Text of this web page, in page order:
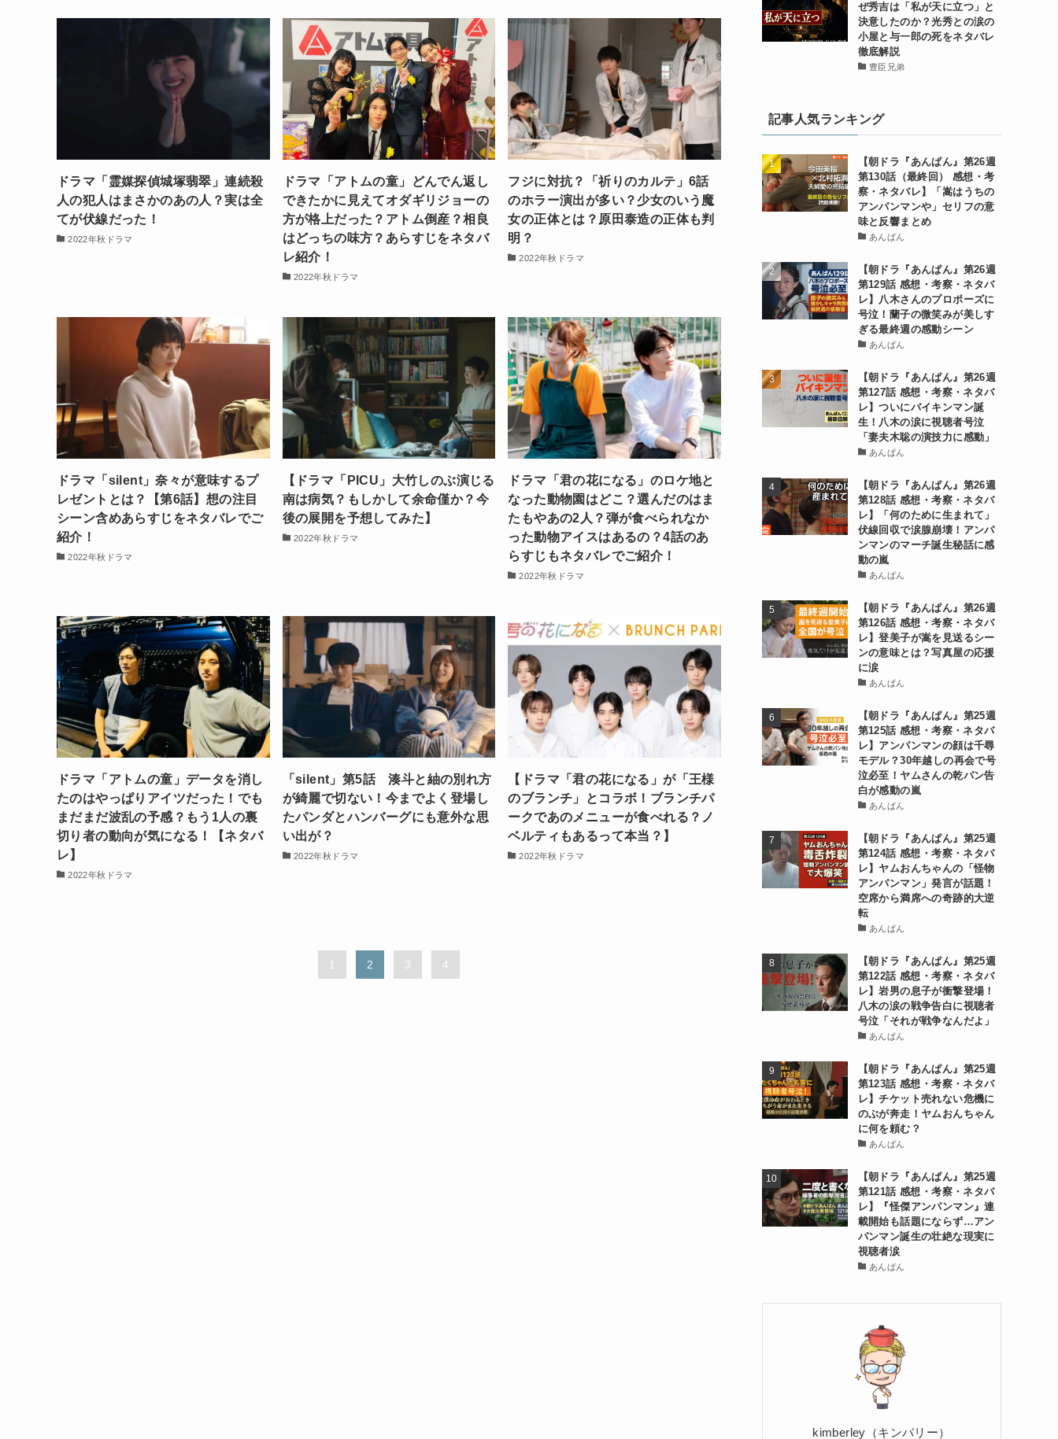
ドラマ「霊媒探偵城塚翡翠」連続殺
人の犯人はまさかのあの人？実は全
てが伏線だった！
2022年秋ドラマ
ドラマ「アトムの童」どんでん返し
できたかに見えてオダギリジョーの
方が格上だった？アトム倒産？相良
はどっちの味方？あらすじをネタバ
レ紹介！
2022年秋ドラマ
フジに対抗？「祈りのカルテ」6話
のホラー演出が多い？少女のいう魔
女の正体とは？原田泰造の正体も判
明？
2022年秋ドラマ
ドラマ「silent」奈々が意味するプ
レゼントとは？【第6話】想の注目
シーン含めあらすじをネタバレでご
紹介！
2022年秋ドラマ
【ドラマ「PICU」大竹しのぶ演じる
南は病気？もしかして余命僅か？今
後の展開を予想してみた】
2022年秋ドラマ
ドラマ「君の花になる」のロケ地と
なった動物園はどこ？選んだのはま
たもやあの2人？弾が食べられなか
った動物アイスはあるの？4話のあ
らすじもネタバレでご紹介！
2022年秋ドラマ
ドラマ「アトムの童」データを消し
たのはやっぱりアイツだった！でも
まだまだ波乱の予感？もう1人の裏
切り者の動向が気になる！【ネタバ
レ】
2022年秋ドラマ
「silent」第5話 湊斗と紬の別れ方
が綺麗で切ない！今までよく登場し
たパンダとハンバーグにも意外な思
い出が？
2022年秋ドラマ
【ドラマ「君の花になる」が「王様
のブランチ」とコラボ！ブランチパ
ークであのメニューが食べれる？ノ
ベルティもあるって本当？】
2022年秋ドラマ
1 2 3 4
ぜ秀吉は「私が天に立つ」と
決意したのか？光秀との涙の
小屋と与一郎の死をネタバレ
徹底解説
豊臣兄弟
記事人気ランキング
【朝ドラ『あんぱん』第26週
第130話（最終回） 感想・考
察・ネタバレ】「嵩はうちの
アンパンマンや」セリフの意
味と反響まとめ
あんぱん
【朝ドラ『あんぱん』第26週
第129話 感想・考察・ネタバ
レ】八木さんのプロポーズに
号泣！蘭子の微笑みが美しす
ぎる最終週の感動シーン
あんぱん
【朝ドラ『あんぱん』第26週
第127話 感想・考察・ネタバ
レ】ついにバイキンマン誕
生！八木の涙に視聴者号泣
「妻夫木聡の演技力に感動」
あんぱん
【朝ドラ『あんぱん』第26週
第128話 感想・考察・ネタバ
レ】「何のために生まれて」
伏線回収で涙腺崩壊！アンパ
ンマンのマーチ誕生秘話に感
動の嵐
あんぱん
【朝ドラ『あんぱん』第26週
第126話 感想・考察・ネタバ
レ】登美子が嵩を見送るシー
ンの意味とは？写真屋の応援
に涙
あんぱん
【朝ドラ『あんぱん』第25週
第125話 感想・考察・ネタバ
レ】アンパンマンの顔は千尋
モデル？30年越しの再会で号
泣必至！ヤムさんの乾パン告
白が感動の嵐
あんぱん
【朝ドラ『あんぱん』第25週
第124話 感想・考察・ネタバ
レ】ヤムおんちゃんの「怪物
アンパンマン」発言が話題！
空席から満席への奇跡的大逆
転
あんぱん
【朝ドラ『あんぱん』第25週
第122話 感想・考察・ネタバ
レ】岩男の息子が衝撃登場！
八木の涙の戦争告白に視聴者
号泣「それが戦争なんだよ」
あんぱん
【朝ドラ『あんぱん』第25週
第123話 感想・考察・ネタバ
レ】チケット売れない危機に
のぶが奔走！ヤムおんちゃん
に何を頼む？
あんぱん
【朝ドラ『あんぱん』第25週
第121話 感想・考察・ネタバ
レ】『怪傑アンパンマン』連
載開始も話題にならず…アン
パンマン誕生の壮絶な現実に
視聴者涙
あんぱん
kimberley（キンバリー）